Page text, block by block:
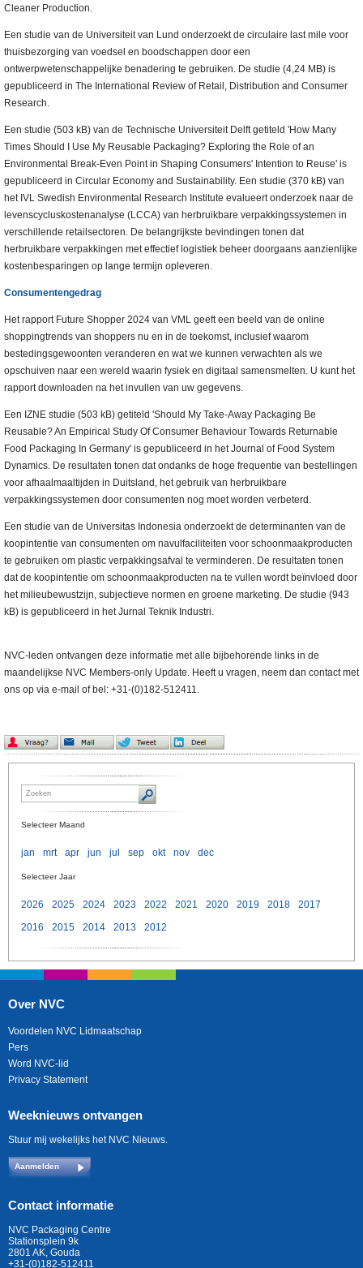
Cleaner Production.
Een studie van de Universiteit van Lund onderzoekt de circulaire last mile voor
thuisbezorging van voedsel en boodschappen door een
ontwerpwetenschappelijke benadering te gebruiken. De studie (4,24 MB) is
gepubliceerd in The International Review of Retail, Distribution and Consumer
Research.
Een studie (503 kB) van de Technische Universiteit Delft getiteld 'How Many
Times Should I Use My Reusable Packaging? Exploring the Role of an
Environmental Break-Even Point in Shaping Consumers' Intention to Reuse' is
gepubliceerd in Circular Economy and Sustainability. Een studie (370 kB) van
het IVL Swedish Environmental Research Institute evalueert onderzoek naar de
levenscycluskostenanalyse (LCCA) van herbruikbare verpakkingssystemen in
verschillende retailsectoren. De belangrijkste bevindingen tonen dat
herbruikbare verpakkingen met effectief logistiek beheer doorgaans aanzienlijke
kostenbesparingen op lange termijn opleveren.
Consumentengedrag
Het rapport Future Shopper 2024 van VML geeft een beeld van de online
shoppingtrends van shoppers nu en in de toekomst, inclusief waarom
bestedingsgewoonten veranderen en wat we kunnen verwachten als we
opschuiven naar een wereld waarin fysiek en digitaal samensmelten. U kunt het
rapport downloaden na het invullen van uw gegevens.
Een IZNE studie (503 kB) getiteld 'Should My Take-Away Packaging Be
Reusable? An Empirical Study Of Consumer Behaviour Towards Returnable
Food Packaging In Germany' is gepubliceerd in het Journal of Food System
Dynamics. De resultaten tonen dat ondanks de hoge frequentie van bestellingen
voor afhaalmaaltijden in Duitsland, het gebruik van herbruikbare
verpakkingssystemen door consumenten nog moet worden verbeterd.
Een studie van de Universitas Indonesia onderzoekt de determinanten van de
koopintentie van consumenten om navulfaciliteiten voor schoonmaakproducten
te gebruiken om plastic verpakkingsafval te verminderen. De resultaten tonen
dat de koopintentie om schoonmaakproducten na te vullen wordt beïnvloed door
het milieubewustzijn, subjectieve normen en groene marketing. De studie (943
kB) is gepubliceerd in het Jurnal Teknik Industri.
NVC-leden ontvangen deze informatie met alle bijbehorende links in de
maandelijkse NVC Members-only Update. Heeft u vragen, neem dan contact met
ons op via e-mail of bel: +31-(0)182-512411.
Selecteer Maand
jan mrt apr jun jul sep okt nov dec
Selecteer Jaar
2026 2025 2024 2023 2022 2021 2020 2019 2018
2017
2016
2015 2014 2013 2012
Over NVC
Voordelen NVC Lidmaatschap
Pers
Word NVC-lid
Privacy Statement
Weeknieuws ontvangen
Stuur mij wekelijks het NVC Nieuws.
Aanmelden
Contact informatie
NVC Packaging Centre
Stationsplein 9k
2801 AK, Gouda
+31-(0)182-512411